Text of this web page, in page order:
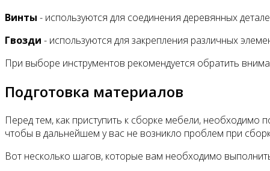
Винты - используются для соединения деревянных
Гвозди - используются для закрепления различных
При выборе инструментов рекомендуется обратить
Подготовка материалов
Перед тем, как приступить к сборке мебели,
чтобы в дальнейшем у вас не возникло проблем при
Вот несколько шагов, которые вам необходимо